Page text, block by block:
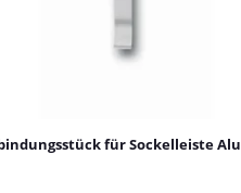
für Sockelleiste Alu